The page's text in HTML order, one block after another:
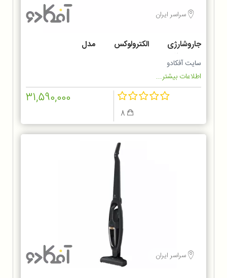
سراسر ایران
جاروشارژی الکترولوکس مدل
ZB6214IGM
سایت آفکادو
اطلاعات بیشتر...
31,590,000
سراسر ایران